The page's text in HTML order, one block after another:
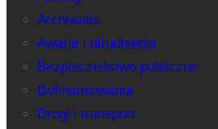
Archiwalia
Awarie i utrudnienia
Bezpieczeństwo publiczne
Dofinansowania
Drogi i transport